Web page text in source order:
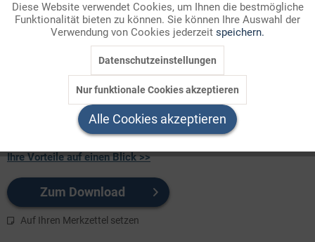
Themenbereich
Sachthemen
Die Unterrichtsmaterialien sollen ein Bewusstsein dafür
Menschenrecht der Pressefreiheit bedeutet, und gleichermaßen
aufzeigen, dass es in vielen Lände ...
Ihre Vorteile auf einen Blick >>
Zum Download
Auf Ihren Merkzettel setzen
Marketing Inaktiv
Inaktiv
Diese Website verwendet Cookies, um Ihnen die bestmögliche
Funktionalität bieten zu können. Sie können Ihre Auswahl der
Verwendung von Cookies jederzeit speichern.
Datenschutzeinstellungen
Nur funktionale Cookies akzeptieren
Alle Cookies akzeptieren